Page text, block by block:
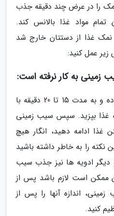
را در عرض چند دقیقه جذب
تمام مواد غذا بالانس کند.
نمک غذا از دستتان خارج شد
عمل کنید:
زمینی به کار نرفته است:
یک سیب زمینی را خرد نموده و به مدت 15 تا 20 دقیقه با
غذا بپزید. سپس سیب زمینی
غذا ادامه دهید، انگار هیچ
نکته را به خاطر داشته باشید
دیگر ادویه ها نیز جذب سیب
ممکن است لازم باشد پس از
اندازه آنها را پس از
کنید.